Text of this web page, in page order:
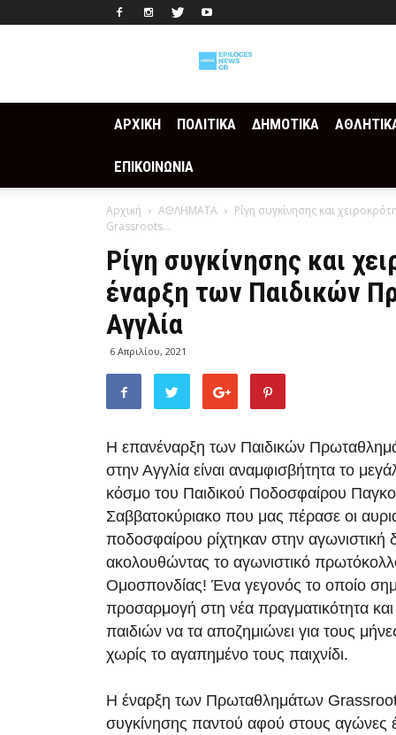
ΑΡΧΙΚΗ ΠΟΛΙΤΙΚΑ ΔΗΜΟΤΙΚΑ
ΕΠΙΚΟΙΝΩΝΙΑ
Αρχική ΑΘΛΗΜΑΤΑ
Ρίγη συγκίνησης και
Grassroots...
Ρίγη συγκίνησης και
έναρξη των Παιδικών
Αγγλία
6 Απριλίου, 2021
Η επανέναρξη των Παιδικών
στην Αγγλία είναι αναμφισβήτητα το
κόσμο του Παιδικού Ποδοσφαίρου
Σαββατοκύριακο που μας πέρασε οι
ποδοσφαίρου ρίχτηκαν στην αγωνιστική
ακολουθώντας το αγωνιστικό
Ομοσπονδίας! Ένα γεγονός το οποίο
προσαρμογή στη νέα πραγματικότητα
παιδιών να τα αποζημιώνει για τους
χωρίς το αγαπημένο τους παιχνίδι.
Η έναρξη των Πρωταθλημάτων
συγκίνησης παντού αφού στους αγώνες